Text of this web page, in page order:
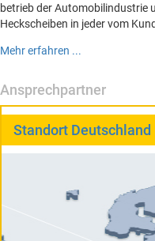
be­trieb der Auto­mo­bilin­dus­trie
Heckscheiben in jed­er vom
Mehr erfahren ...
Ansprechpartner
Standort Deutschland